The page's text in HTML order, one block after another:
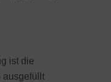
ist die
ausgefüllt